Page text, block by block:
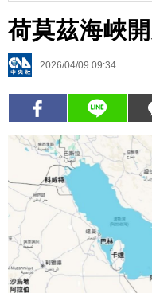
荷莫茲海峽
2026/04/09 09:34